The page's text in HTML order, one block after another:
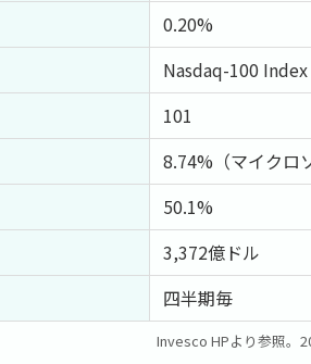
0.20%
Nasdaq-100 Index
101
8.74%（マイクロ
50.1%
3,372億ドル
四半期毎
Invesco HPより参照。